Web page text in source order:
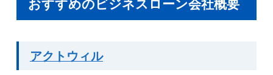
おすすめのビジネスローン会社概要
アクトウィル